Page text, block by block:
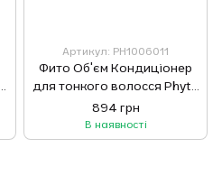
Артикул: РН1006011
Фито Об'єм Кондиціонер
для тонкого волосся Phyto
Volume après-shampooing
volumateur, 175 мл
894 грн
В наявності